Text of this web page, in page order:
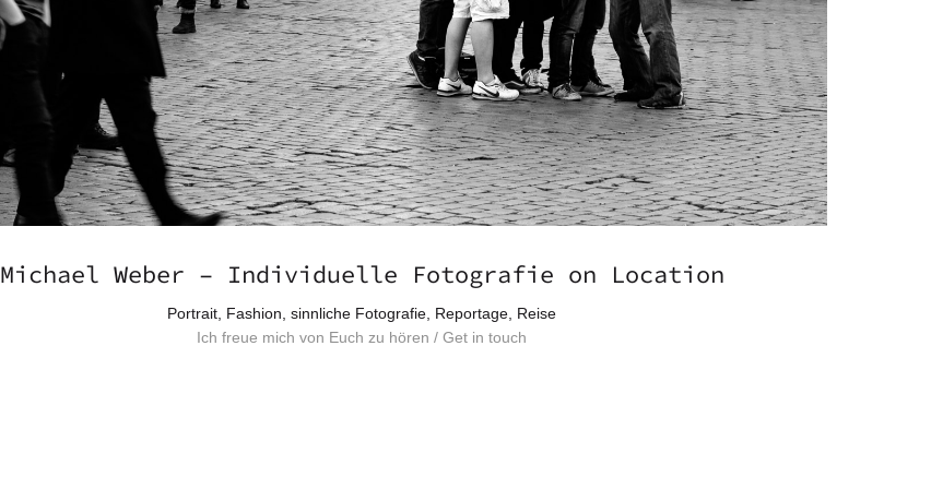
Michael Weber – Individuelle Fotografie on Location
Portrait, Fashion, sinnliche Fotografie, Reportage, Reise
Ich freue mich von Euch zu hören / Get in touch